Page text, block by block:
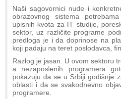
Naši sagovornici nude i
obrazovnog sistema
upisnih kvota za IT studije,
sektor, uz različite programe
predloga je i da doprinose na
koji padaju na teret poslodavca,
Razlog je jasan. U ovom sektoru
a nezaposlenih programera
pokazuju da se u Srbiji godišnje
oblasti i da se svakodnevno
programere.